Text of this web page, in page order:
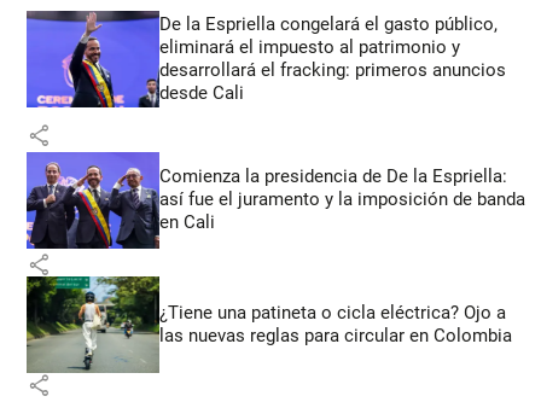
De la Espriella congelará el gasto público,
eliminará el impuesto al patrimonio y
desarrollará el fracking: primeros anuncios
desde Cali
share
Comienza la presidencia de De la Espriella:
así fue el juramento y la imposición de banda
en Cali
share
¿Tiene una patineta o cicla eléctrica? Ojo a
las nuevas reglas para circular en Colombia
share